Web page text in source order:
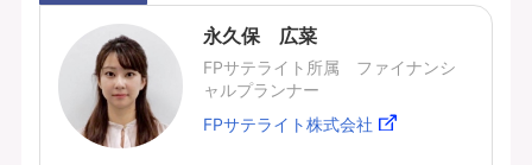
永久保 広菜
FPサテライト所属 ファイナンシ
ャルプランナー
FPサテライト株式会社